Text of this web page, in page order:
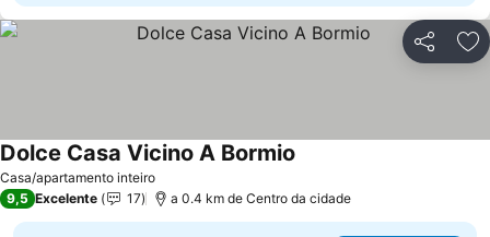
Partilhar
Casa/apartamento inteiro
Dolce Casa Vicino A Bormio
9,5 Excelente 17 a 0.4 km de Centro da cidade